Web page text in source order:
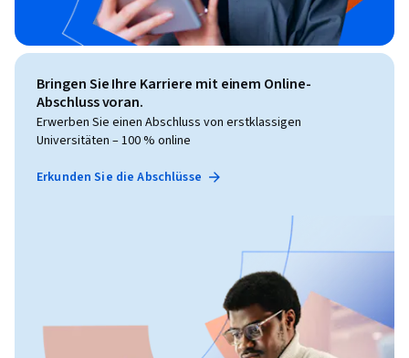
Bringen Sie Ihre Karriere mit einem Online-
Abschluss voran.
Erwerben Sie einen Abschluss von erstklassigen
Universitäten – 100 % online
Erkunden Sie die Abschlüsse